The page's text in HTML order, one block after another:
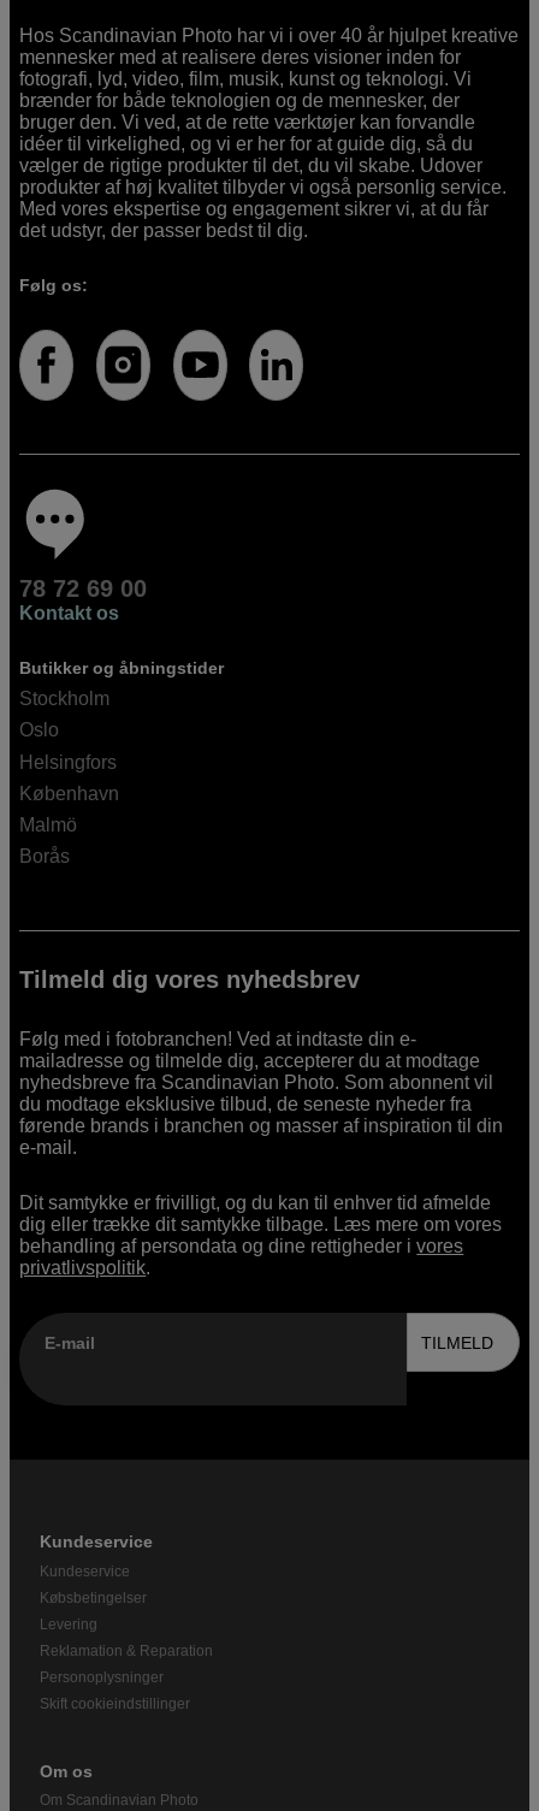
Hos Scandinavian Photo har vi i over 40 år hjulpet kreative
mennesker med at realisere deres visioner inden for
fotografi, lyd, video, film, musik, kunst og teknologi. Vi
brænder for både teknologien og de mennesker, der
bruger den. Vi ved, at de rette værktøjer kan forvandle
idéer til virkelighed, og vi er her for at guide dig, så du
vælger de rigtige produkter til det, du vil skabe. Udover
produkter af høj kvalitet tilbyder vi også personlig service.
Med vores ekspertise og engagement sikrer vi, at du får
det udstyr, der passer bedst til dig.
Følg os:
78 72 69 00
Kontakt os
Butikker og åbningstider
Stockholm
Oslo
Helsingfors
København
Malmö
Borås
Tilmeld dig vores nyhedsbrev
Følg med i fotobranchen! Ved at indtaste din e-
mailadresse og tilmelde dig, accepterer du at modtage
nyhedsbreve fra Scandinavian Photo. Som abonnent vil
du modtage eksklusive tilbud, de seneste nyheder fra
førende brands i branchen og masser af inspiration til din
e-mail.
Dit samtykke er frivilligt, og du kan til enhver tid afmelde
dig eller trække dit samtykke tilbage. Læs mere om vores
behandling af persondata og dine rettigheder ivores
privatlivspolitik.
E-mail TILMELD
Kundeservice
Kundeservice
Købsbetingelser
Levering
Reklamation & Reparation
Personoplysninger
Skift cookieindstillinger
Om os
Om Scandinavian Photo